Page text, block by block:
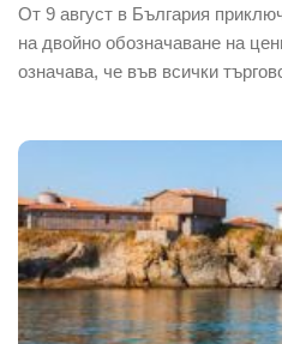
От 9 август в България
на двойно обозначаване на
означава, че във всички